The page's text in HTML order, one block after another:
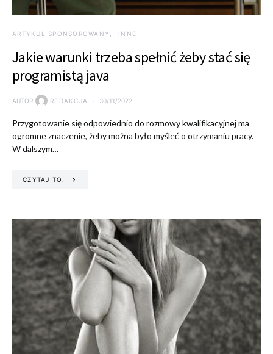
ARTYKUŁ SPONSOROWANY INNE
Jakie warunki trzeba spełnić żeby stać się
programistą java
AUTOR REDAKCJA 30/11/2022
Przygotowanie się odpowiednio do rozmowy kwalifikacyjnej ma
ogromne znaczenie, żeby można było myśleć o otrzymaniu pracy.
W dalszym…
CZYTAJ TO.